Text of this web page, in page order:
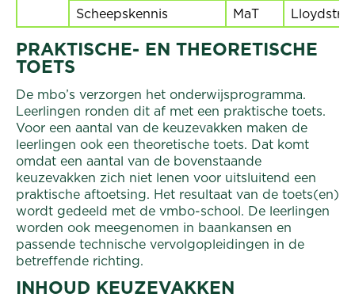
Scheepskennis
MaT
PRAKTISCHE- EN THEORETISCHE
TOETS
De mbo’s verzorgen het onderwijsprogramma.
Leerlingen ronden dit af met een praktische toets.
Voor een aantal van de keuzevakken maken de
leerlingen ook een theoretische toets. Dat komt
omdat een aantal van de bovenstaande
keuzevakken zich niet lenen voor uitsluitend een
praktische aftoetsing. Het resultaat van de toets(en)
wordt gedeeld met de vmbo-school. De leerlingen
worden ook meegenomen in baankansen en
passende technische vervolgopleidingen in de
betreffende richting.
INHOUD KEUZEVAKKEN